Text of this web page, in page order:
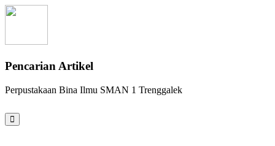
Pencarian Artikel
Perpustakaan Bina Ilmu SMAN 1 Trenggalek